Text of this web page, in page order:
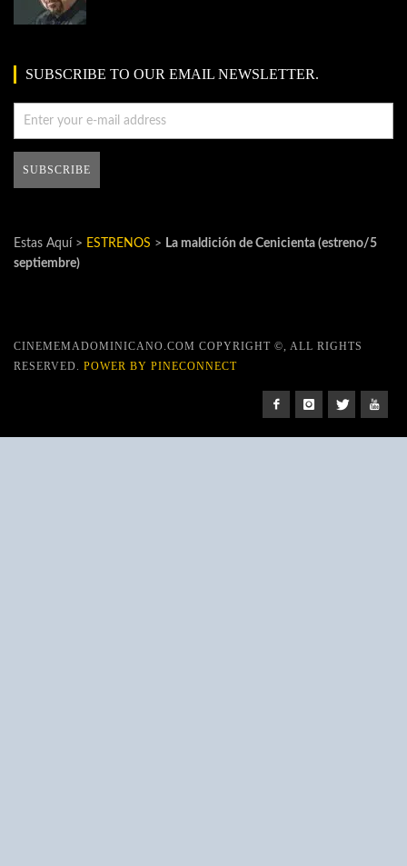
SUBSCRIBE TO OUR EMAIL NEWSLETTER.
Estas Aquí > ESTRENOS > La maldición de Cenicienta (estreno/5
septiembre)
CINEMEMADOMINICANO.COM COPYRIGHT ©, ALL RIGHTS
RESERVED. POWER BY PINECONNECT